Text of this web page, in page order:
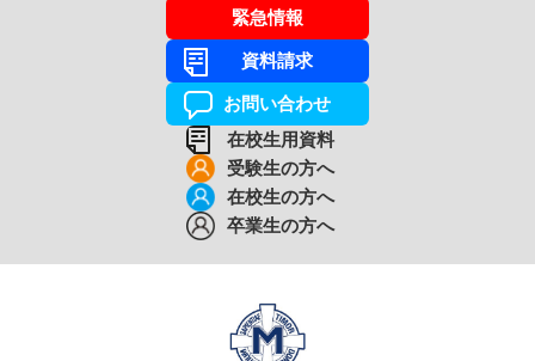
緊急情報
資料請求
お問い合わせ
在校生用資料
受験生の方へ
在校生の方へ
卒業生の方へ